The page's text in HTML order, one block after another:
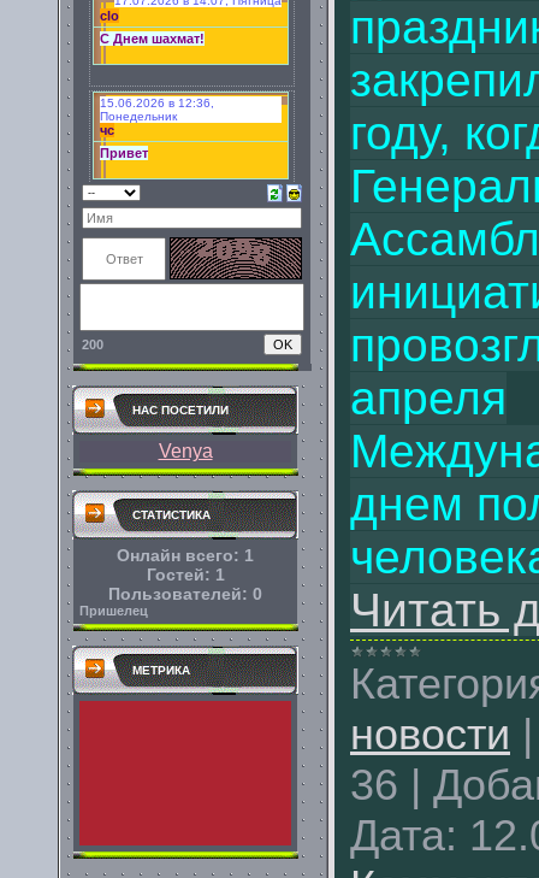
200
НАС ПОСЕТИЛИ
Venya
СТАТИСТИКА
Онлайн всего: 1
Гостей: 1
Пользователей: 0
Пришелец
МЕТРИКА
году,
апреля
днем
Читать
новости
36 |
Дата: